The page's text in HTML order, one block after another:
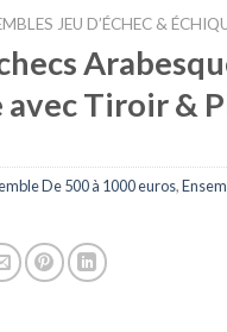
JEU D’ÉCHEC &
avec Tiroir &
De 500 à 1000 euros,